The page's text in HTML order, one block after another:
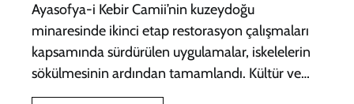
Ayasofya-i Kebir Camii’nin kuzeydoğu
minaresinde ikinci etap restorasyon çalışmaları
kapsamında sürdürülen uygulamalar, iskelelerin
sökülmesinin ardından tamamlandı. Kültür ve…